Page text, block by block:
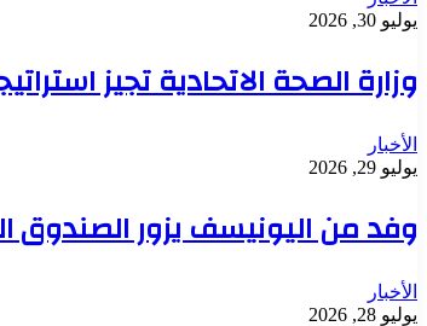
يوليو 30, 2026
وزارة الصحة الاتحادية تجيز
الأخبار
يوليو 29, 2026
وفد من اليونيسف يزور الصندوق
الأخبار
يوليو 28, 2026